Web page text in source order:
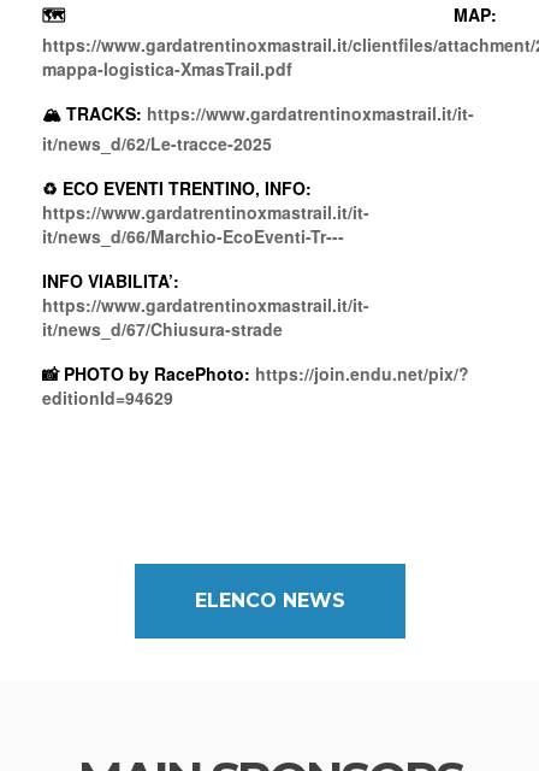
🗺️ MAP:
https://www.gardatrentinoxmastrail.it/clientfiles/attachment/
mappa-logistica-XmasTrail.pdf
🏔️ TRACKS: https://www.gardatrentinoxmastrail.it/it-
it/news_d/62/Le-tracce-2025
♻️ ECO EVENTI TRENTINO, INFO:
https://www.gardatrentinoxmastrail.it/it-
it/news_d/66/Marchio-EcoEventi-Tr---
INFO VIABILITA’:
https://www.gardatrentinoxmastrail.it/it-
it/news_d/67/Chiusura-strade
📸PHOTO by RacePhoto: https://join.endu.net/pix/?
editionId=94629
ELENCO NEWS